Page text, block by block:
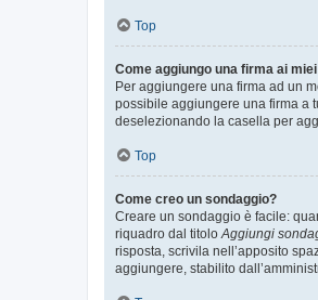
Top
Come aggiungo una firma ai
Per aggiungere una firma ad un
possibile aggiungere una firma a
deselezionando la casella per
Top
Come creo un sondaggio?
Creare un sondaggio è facile:
riquadro dal titolo Aggiungi
risposta, scrivila nell’apposito
aggiungere, stabilito